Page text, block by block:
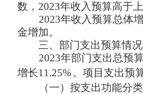
数， 2023年收入预算高于
2023年收入预算总体
金增加。
三、 部门支出预算情
2023年部门支出总预算
增长11.25% 。项目支出预
（一）按支出功能分